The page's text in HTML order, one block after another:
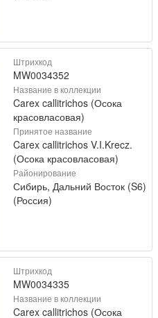
Штрихкод
MW0034352
Название в коллекции
Carex callitrichos (Осока
красовласовая)
Принятое название
Carex callitrichos V.I.Krecz.
(Осока красовласовая)
Районирование
Сибирь, Дальний Восток (S6)
(Россия)
Штрихкод
MW0034335
Название в коллекции
Carex callitrichos (Осока